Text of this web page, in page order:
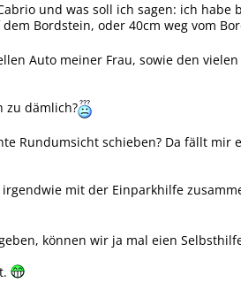
und was soll ich sagen: ich
Bordstein, oder 40cm weg vom
Auto meiner Frau, sowie den
zu dämlich?
Rundumsicht schieben? Da fällt
mit der Einparkhilfe
können wir ja mal eien